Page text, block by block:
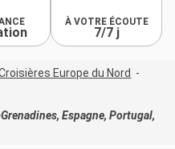
À VOTRE ÉCOUTE
7/7 j
Europe du Nord
Espagne, Portugal,